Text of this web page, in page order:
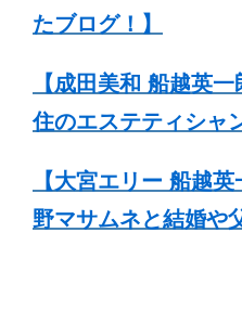
たブログ！】
【成田美和 船越英
住のエステティシャ
【大宮エリー 船越
野マサムネと結婚や